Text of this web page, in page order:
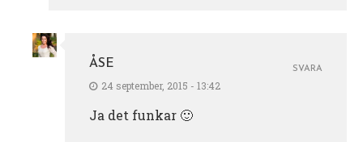
ÅSE
24 september, 2015 - 13:42
Ja det funkar 🙂
SVARA